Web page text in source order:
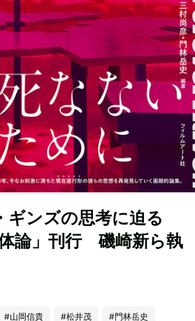
ギンズの思考に迫る
体論」刊行 磯崎新ら執
#山岡信貴 #松井茂 #門林岳史